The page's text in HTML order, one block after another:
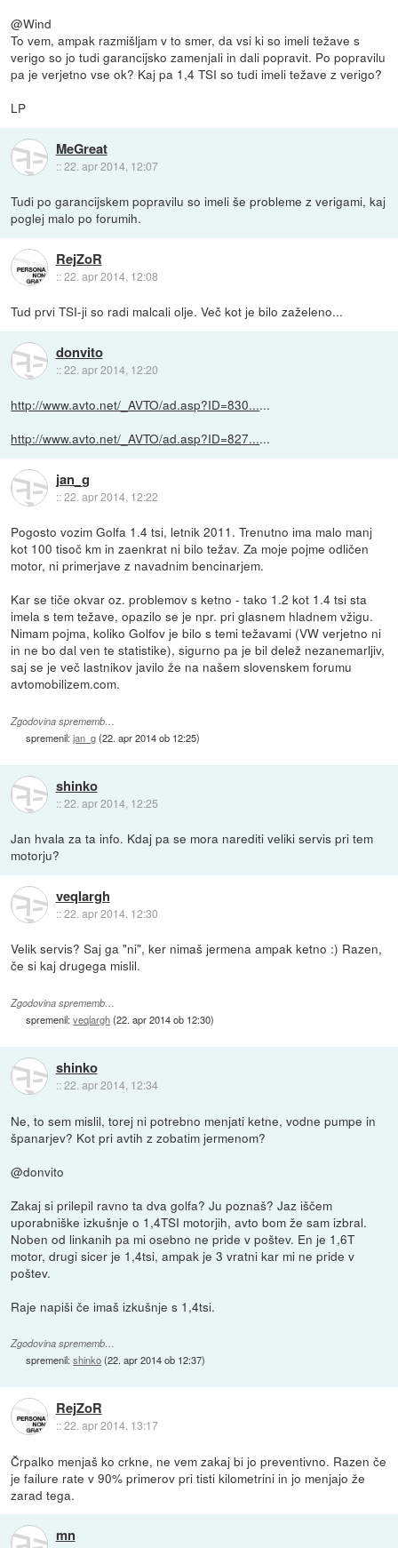
@Wind
To vem, ampak razmišljam v to smer, da vsi ki so imeli težave s
verigo so jo tudi garancijsko zamenjali in dali popravit. Po popravilu
pa je verjetno vse ok? Kaj pa 1,4 TSI so tudi imeli težave z verigo?
LP
MeGreat
::22. apr 2014, 12:07
Tudi po garancijskem popravilu so imeli še probleme z verigami, kaj
poglej malo po forumih.
RejZoR
::22. apr 2014, 12:08
Tud prvi TSI-ji so radi malcali olje. Več kot je bilo zaželeno...
donvito
::22. apr 2014, 12:20
http://www.avto.net/_AVTO/ad.asp?ID=830......
http://www.avto.net/_AVTO/ad.asp?ID=827......
jan_g
::22. apr 2014, 12:22
Pogosto vozim Golfa 1.4 tsi, letnik 2011. Trenutno ima malo manj
kot 100 tisoč km in zaenkrat ni bilo težav. Za moje pojme odličen
motor, ni primerjave z navadnim bencinarjem.
Kar se tiče okvar oz. problemov s ketno - tako 1.2 kot 1.4 tsi sta
imela s tem težave, opazilo se je npr. pri glasnem hladnem vžigu.
Nimam pojma, koliko Golfov je bilo s temi težavami (VW verjetno ni
in ne bo dal ven te statistike), sigurno pa je bil delež nezanemarljiv,
saj se je več lastnikov javilo že na našem slovenskem forumu
avtomobilizem.com.
Zgodovina sprememb…
spremenil:jan_g(22. apr 2014 ob 12:25)
shinko
::22. apr 2014, 12:25
Jan hvala za ta info. Kdaj pa se mora narediti veliki servis pri tem
motorju?
veqlargh
::22. apr 2014, 12:30
Velik servis? Saj ga "ni", ker nimaš jermena ampak ketno :) Razen,
če si kaj drugega mislil.
Zgodovina sprememb…
spremenil:veqlargh(22. apr 2014 ob 12:30)
shinko
::22. apr 2014, 12:34
Ne, to sem mislil, torej ni potrebno menjati ketne, vodne pumpe in
španarjev? Kot pri avtih z zobatim jermenom?
@donvito
Zakaj si prilepil ravno ta dva golfa? Ju poznaš? Jaz iščem
uporabniške izkušnje o 1,4TSI motorjih, avto bom že sam izbral.
Noben od linkanih pa mi osebno ne pride v poštev. En je 1,6T
motor, drugi sicer je 1,4tsi, ampak je 3 vratni kar mi ne pride v
poštev.
Raje napiši če imaš izkušnje s 1,4tsi.
Zgodovina sprememb…
spremenil:shinko(22. apr 2014 ob 12:37)
RejZoR
::22. apr 2014, 13:17
Črpalko menjaš ko crkne, ne vem zakaj bi jo preventivno. Razen če
je failure rate v 90% primerov pri tisti kilometrini in jo menjajo že
zarad tega.
mn